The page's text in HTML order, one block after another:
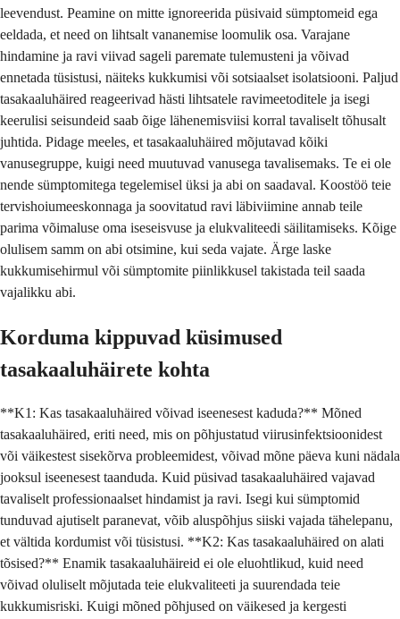
leevendust. Peamine on mitte ignoreerida püsivaid sümptomeid ega
eeldada, et need on lihtsalt vananemise loomulik osa. Varajane
hindamine ja ravi viivad sageli paremate tulemusteni ja võivad
ennetada tüsistusi, näiteks kukkumisi või sotsiaalset isolatsiooni. Paljud
tasakaaluhäired reageerivad hästi lihtsatele ravimeetoditele ja isegi
keerulisi seisundeid saab õige lähenemisviisi korral tavaliselt tõhusalt
juhtida. Pidage meeles, et tasakaaluhäired mõjutavad kõiki
vanusegruppe, kuigi need muutuvad vanusega tavalisemaks. Te ei ole
nende sümptomitega tegelemisel üksi ja abi on saadaval. Koostöö teie
tervishoiumeeskonnaga ja soovitatud ravi läbiviimine annab teile
parima võimaluse oma iseseisvuse ja elukvaliteedi säilitamiseks. Kõige
olulisem samm on abi otsimine, kui seda vajate. Ärge laske
kukkumisehirmul või sümptomite piinlikkusel takistada teil saada
vajalikku abi.
Korduma kippuvad küsimused
tasakaaluhäirete kohta
**K1: Kas tasakaaluhäired võivad iseenesest kaduda?** Mõned
tasakaaluhäired, eriti need, mis on põhjustatud viirusinfektsioonidest
või väikestest sisekõrva probleemidest, võivad mõne päeva kuni nädala
jooksul iseenesest taanduda. Kuid püsivad tasakaaluhäired vajavad
tavaliselt professionaalset hindamist ja ravi. Isegi kui sümptomid
tunduvad ajutiselt paranevat, võib aluspõhjus siiski vajada tähelepanu,
et vältida kordumist või tüsistusi. **K2: Kas tasakaaluhäired on alati
tõsised?** Enamik tasakaaluhäireid ei ole eluohtlikud, kuid need
võivad oluliselt mõjutada teie elukvaliteeti ja suurendada teie
kukkumisriski. Kuigi mõned põhjused on väikesed ja kergesti